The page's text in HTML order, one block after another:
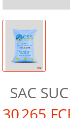
SAC
30 265